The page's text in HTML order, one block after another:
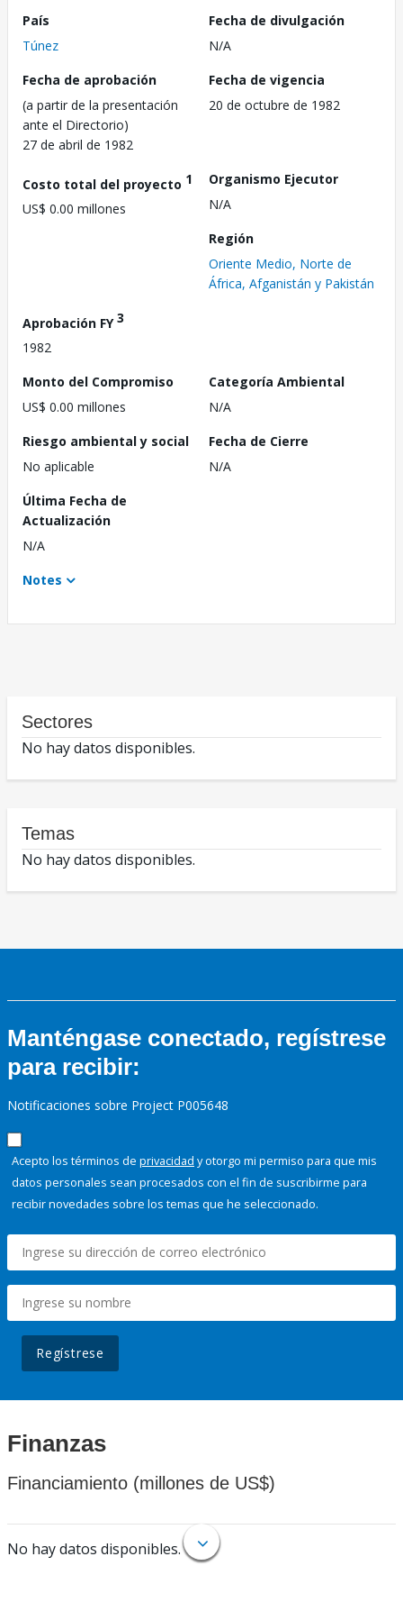
País
Túnez
Fecha de divulgación
N/A
Fecha de aprobación
(a partir de la presentación
ante el Directorio)
27 de abril de 1982
Fecha de vigencia
20 de octubre de 1982
Costo total del proyecto 1
US$ 0.00 millones
Organismo Ejecutor
N/A
Región
Oriente Medio, Norte de
África, Afganistán y Pakistán
Aprobación FY3
1982
Monto del Compromiso
US$ 0.00 millones
Categoría Ambiental
N/A
Riesgo ambiental y social
No aplicable
Fecha de Cierre
N/A
Última Fecha de
Actualización
N/A
Notes
Sectores
No hay datos disponibles.
Temas
No hay datos disponibles.
Manténgase conectado, regístrese
para recibir:
Notificaciones sobre Project P005648
Acepto los términos de privacidad y otorgo mi permiso para que mis
datos personales sean procesados con el fin de suscribirme para
recibir novedades sobre los temas que he seleccionado.
Regístrese
Finanzas
Financiamiento (millones de US$)
No hay datos disponibles.